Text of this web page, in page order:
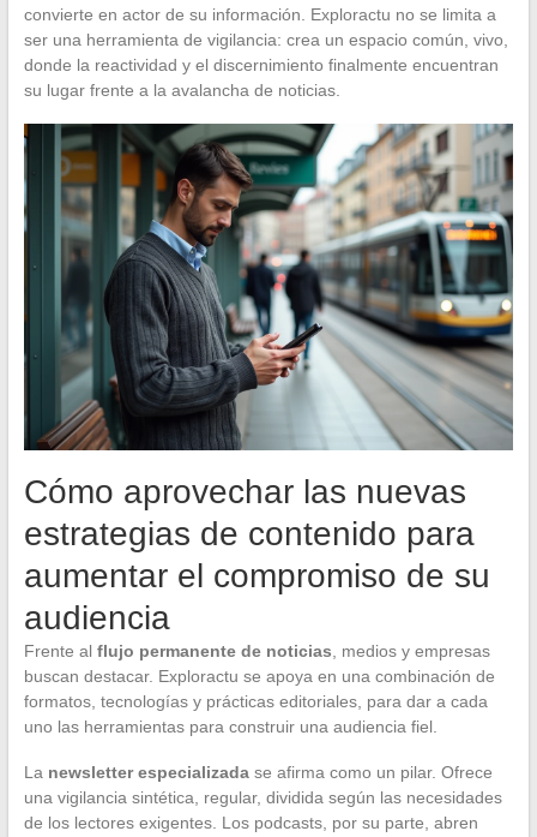
convierte en actor de su información. Exploractu no se limita a
ser una herramienta de vigilancia: crea un espacio común, vivo,
donde la reactividad y el discernimiento finalmente encuentran
su lugar frente a la avalancha de noticias.
Cómo aprovechar las nuevas
estrategias de contenido para
aumentar el compromiso de su
audiencia
Frente al flujo permanente de noticias , medios y empresas
buscan destacar. Exploractu se apoya en una combinación de
formatos, tecnologías y prácticas editoriales, para dar a cada
uno las herramientas para construir una audiencia fiel.
La newsletter especializadase afirma como un pilar. Ofrece
una vigilancia sintética, regular, dividida según las necesidades
de los lectores exigentes. Los podcasts, por su parte, abren